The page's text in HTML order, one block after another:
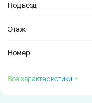
Подъезд
Этаж
Номер
Все характеристики